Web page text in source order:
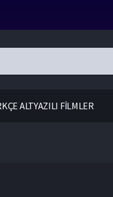
ALTYAZILI FİLMLER